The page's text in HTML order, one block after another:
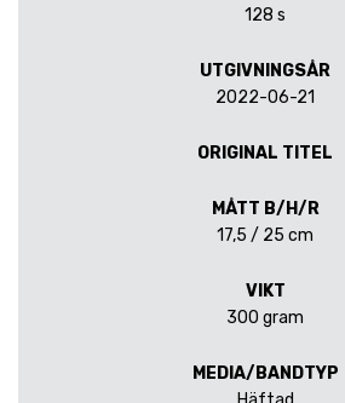
128 s
UTGIVNINGSÅR
2022-06-21
ORIGINAL TITEL
MÅTT B/H/R
17,5 / 25 cm
VIKT
300 gram
MEDIA/BANDTYP